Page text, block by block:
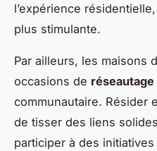
l’expérience
plus stimulante.
Par ailleurs, les maisons
occasions de réseautage
communautaire. Résider
de tisser des liens
participer à des